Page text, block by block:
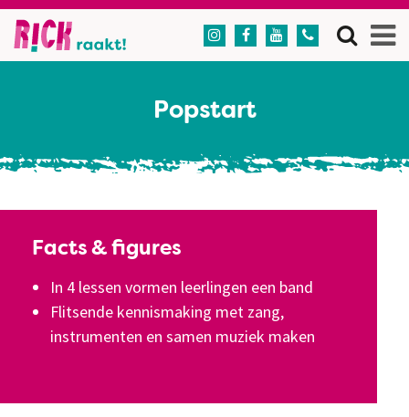
   
Popstart
Facts & figures
In 4 lessen vormen leerlingen een band
Flitsende kennismaking met zang,
instrumenten en samen muziek maken